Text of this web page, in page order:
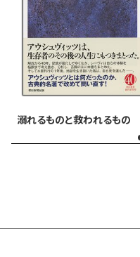
溺れるものと救われるもの